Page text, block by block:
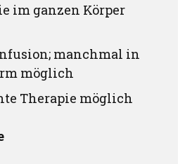
im ganzen Körper
manchmal in
möglich
Therapie möglich